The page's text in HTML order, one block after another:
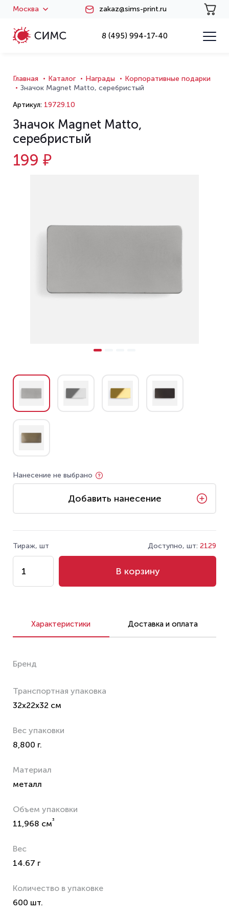
Москва zakaz@sims-print.ru
8 (495) 994-17-40
Главная Каталог Награды
Корпоративные подарки
Значок Magnet Matto, серебристый
Артикул: 19729.10
Значок Magnet Matto,
серебристый
199 ₽
Нанесение не выбрано
Добавить нанесение
Тираж, шт Доступно, шт: 2129
В корзину
Характеристики Доставка и оплата
Бренд
Транспортная упаковка
32x22x32 см
Вес упаковки
8,800 г.
Материал
металл
Объем упаковки
11,968 см³
Вес
14.67 г
Количество в упаковке
600 шт.